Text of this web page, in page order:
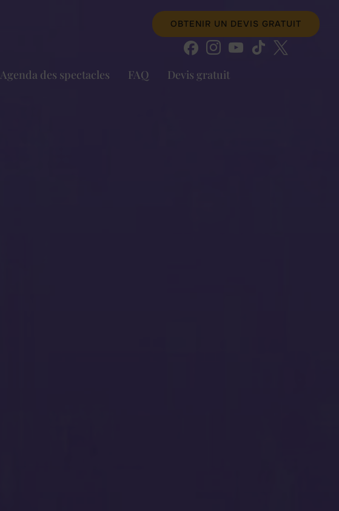
OBTENIR UN DEVIS GRATUIT
Agenda des spectacles FAQ Devis gratuit